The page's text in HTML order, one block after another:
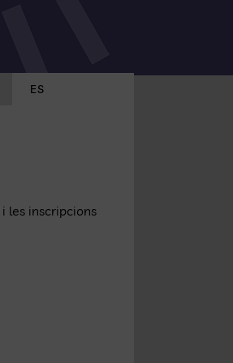
ES
i les inscripcions